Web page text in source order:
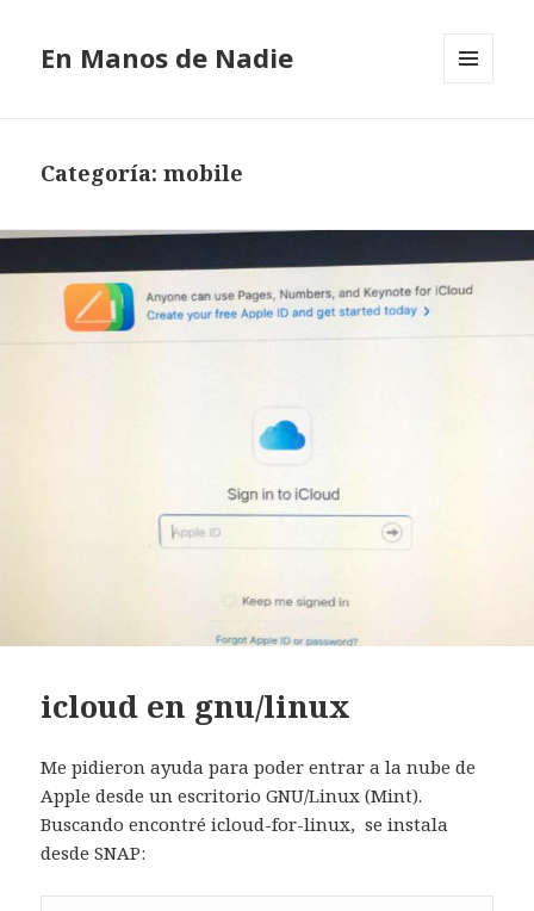
En Manos de Nadie
Categoría: mobile
icloud en gnu/linux
Me pidieron ayuda para poder entrar a la nube de
Apple desde un escritorio GNU/Linux (Mint).
Buscando encontré icloud-for-linux, se instala
desde SNAP: